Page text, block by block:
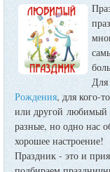
Для
Рождения, для кого-
или другой любимый
разные, но одно нас
хорошее настроение!
Праздник - это и